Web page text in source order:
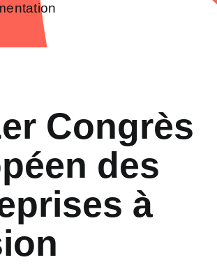
Congrès
des
à